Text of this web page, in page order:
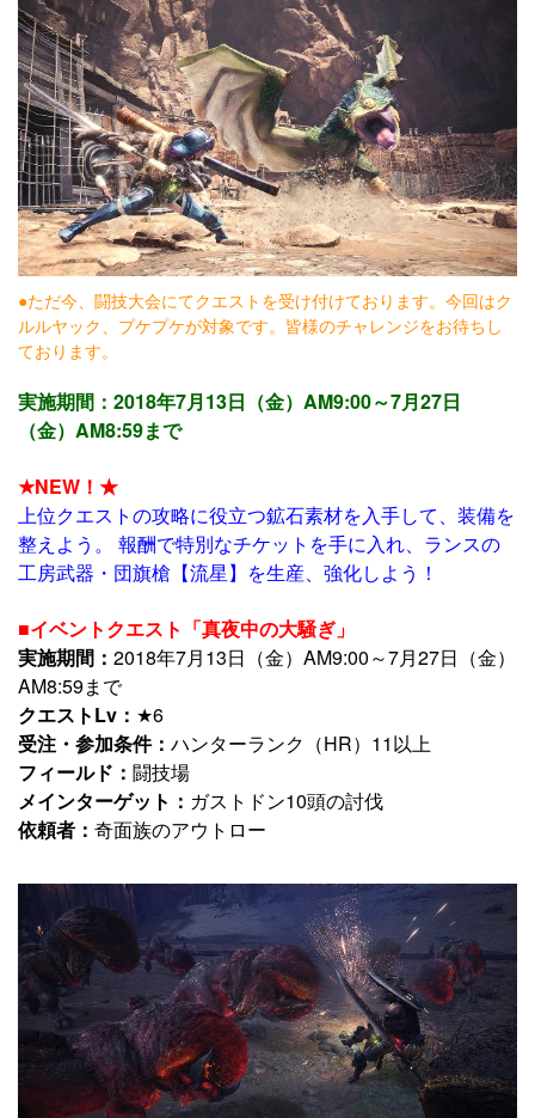
●ただ今、闘技大会にてクエストを受け付けております。今回はク
ルルヤック、プケプケが対象です。皆様のチャレンジをお待ちし
ております。
実施期間：2018年7月13日（金）AM9:00～7月27日
（金）AM8:59まで
★NEW！★
上位クエストの攻略に役立つ鉱石素材を入手して、装備を
整えよう。 報酬で特別なチケットを手に入れ、ランスの
工房武器・団旗槍【流星】を生産、強化しよう！
■イベントクエスト「真夜中の大騒ぎ」
実施期間： 2018年7月13日（金）AM9:00～7月27日（金）
AM8:59まで
クエストLv： ★6
受注・参加条件： ハンターランク（HR）11以上
フィールド： 闘技場
メインターゲット： ガストドン10頭の討伐
依頼者： 奇面族のアウトロー